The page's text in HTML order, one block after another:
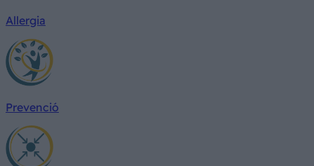
Allergia
Prevenció